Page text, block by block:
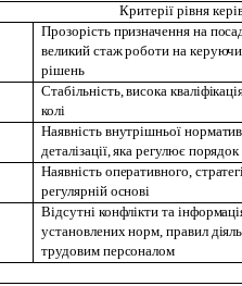
Критерії рівня
Прозорість призначення на
великий стаж роботи на
рішень
Стабільність, висока
колі
Наявність внутрішньої
деталізації, яка регулює
Наявність оперативного,
регулярній основі
Відсутні конфлікти та
установлених норм, правил
трудовим персоналом